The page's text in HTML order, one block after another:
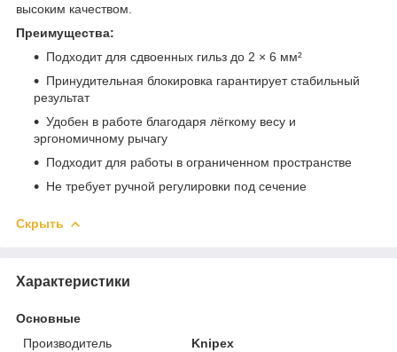
высоким качеством.
Преимущества:
Подходит для сдвоенных гильз до 2 × 6 мм²
Принудительная блокировка гарантирует стабильный
результат
Удобен в работе благодаря лёгкому весу и
эргономичному рычагу
Подходит для работы в ограниченном пространстве
Не требует ручной регулировки под сечение
Скрыть
Характеристики
Основные
Производитель
Knipex